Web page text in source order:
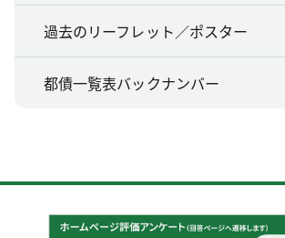
過去のリーフレット／ポスター
都債一覧表バックナンバー